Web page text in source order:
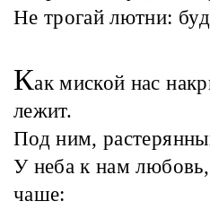
Не трогай лютни:
Как миской нас
лежит.
Под ним,
У неба к нам
чаше: